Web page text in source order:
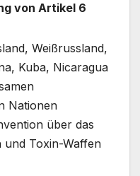
von Artikel 6
Weißrussland,
Kuba, Nicaragua
Nationen
über das
und Toxin-Waffen